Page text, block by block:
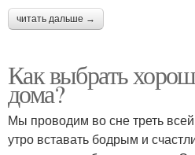
читать дальше →
Как выбрать
дома?
Мы проводим во сне треть
утро вставать бодрым и